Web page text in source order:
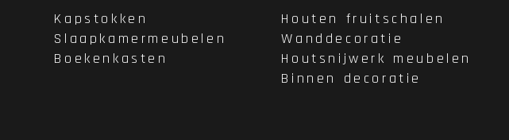
Kapstokken
Slaapkamermeubelen
Boekenkasten
Houten fruitschalen
Wanddecoratie
Houtsnijwerk meubelen
Binnen decoratie